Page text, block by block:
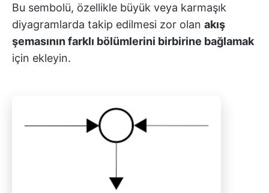
Bu sembolü, özellikle büyük veya karmaşık
diyagramlarda takip edilmesi zor olan akış
şemasının farklı bölümlerini birbirine bağlamak
için ekleyin.